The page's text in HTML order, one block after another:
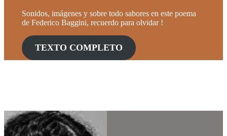
Sonidos, imágenes y sobre todo sabores en este poema
de Federico Baggini, recuerdo para olvidar !
TEXTO COMPLETO